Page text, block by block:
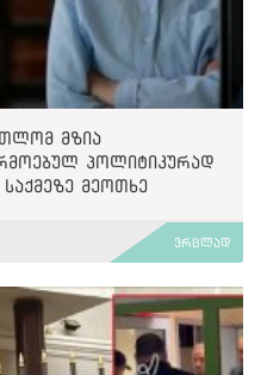
მზია
პოლიტიკურად
მეოთხე
ვრცლად